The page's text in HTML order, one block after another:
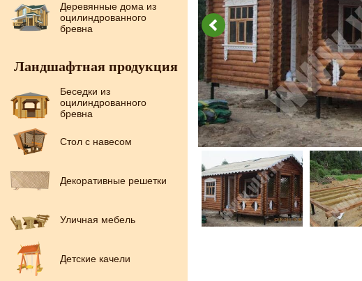
Деревянные дома из
оцилиндрованного
бревна
Ландшафтная продукция
Беседки из
оцилиндрованного
бревна
Стол с навесом
Декоративные решетки
Уличная мебель
Детские качели